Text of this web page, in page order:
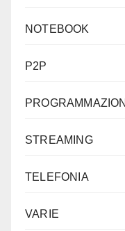
NOTEBOOK
P2P
STREAMING
TELEFONIA
VARIE